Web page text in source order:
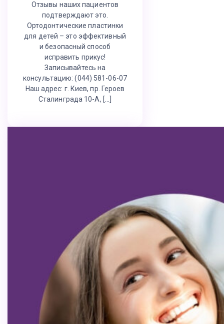
Отзывы наших пациентов
подтверждают это.
Ортодонтические пластинки
для детей – это эффективный
и безопасный способ
исправить прикус!
Записывайтесь на
консультацию: (044) 581-06-07
Наш адрес: г. Киев, пр. Героев
Сталинграда 10-А, […]